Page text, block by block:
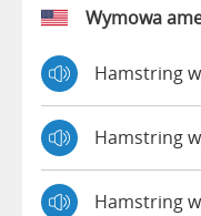
Wymowa
Hamstring
Hamstring
Hamstring